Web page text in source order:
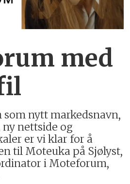
med
nytt markedsnavn,
nettside og
er vi klar for å
til Moteuka på Sjølyst,
i Moteforum,